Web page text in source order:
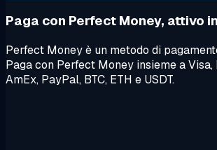
Paga con Perfect Money, attivo
Perfect Money è un metodo di
Paga con Perfect Money insieme a
AmEx, PayPal, BTC, ETH e USDT.